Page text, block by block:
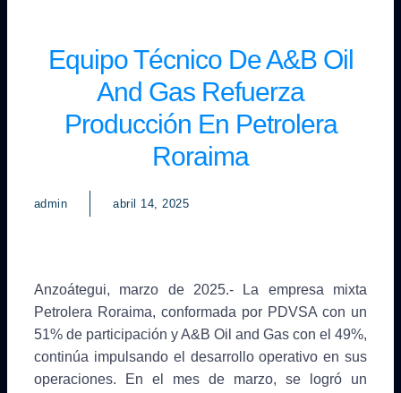
Equipo Técnico De A&B Oil
And Gas Refuerza
Producción En Petrolera
Roraima
admin abril 14, 2025
Anzoátegui, marzo de 2025.- La empresa mixta
Petrolera Roraima, conformada por PDVSA con un
51% de participación y A&B Oil and Gas con el 49%,
continúa impulsando el desarrollo operativo en sus
operaciones. En el mes de marzo, se logró un